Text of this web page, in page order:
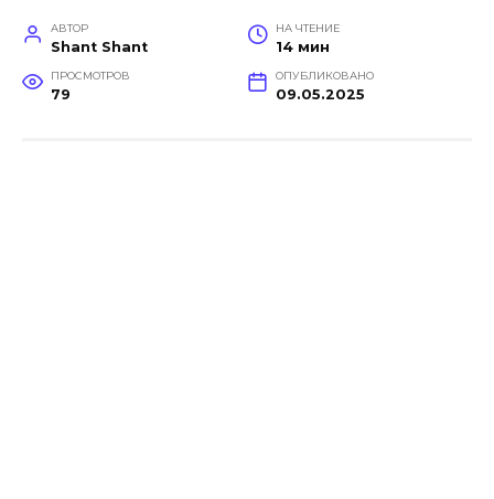
АВТОР
Shant Shant
НА ЧТЕНИЕ
14 мин
ПРОСМОТРОВ
79
ОПУБЛИКОВАНО
09.05.2025